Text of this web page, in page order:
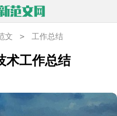
文 > 工作总结
术工作总结